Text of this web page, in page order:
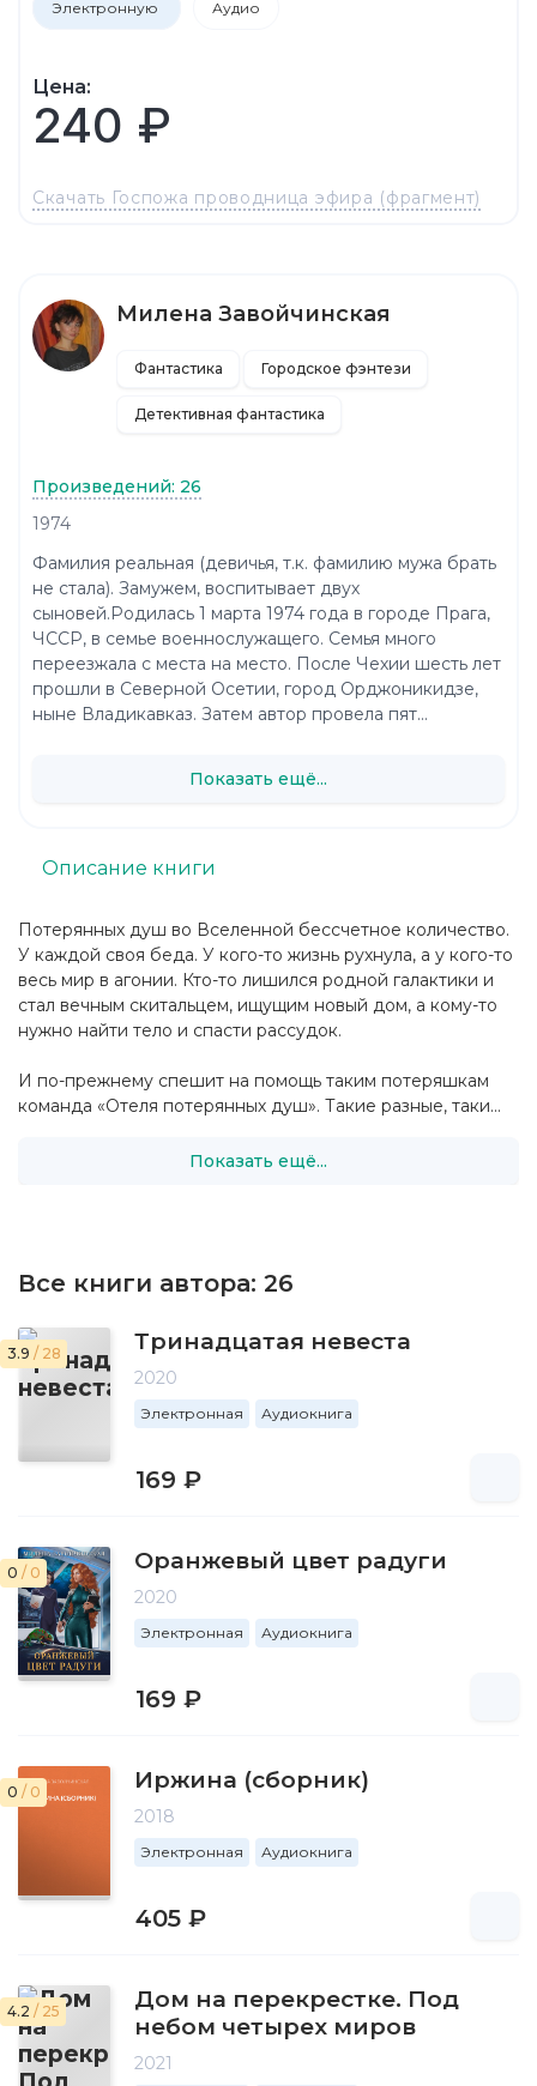
Электронную Аудио
Цена:
240 ₽
Скачать Госпожа проводница эфира (фрагмент)
Потерянных душ во Вселенной бессчетное количество.
У каждой своя беда. У кого-то жизнь рухнула, а у кого-то
весь мир в агонии. Кто-то лишился родной галактики и
стал вечным скитальцем, ищущим новый дом, а кому-то
нужно найти тело и спасти рассудок.
И по-прежнему спешит на помощь таким потеряшкам
команда «Отеля потерянных душ». Такие разные, таки...
Показать ещё...
Описание книги
Все книги автора: 26
3.9 / 28 Тринадцатая невеста
2020
Электронная Аудиокнига
169 ₽
0 / 0 Оранжевый цвет радуги
2020
Электронная Аудиокнига
169 ₽
0 / 0 Иржина (сборник)
2018
Электронная Аудиокнига
405 ₽
4.2 / 25
Дом на перекрестке. Под
небом четырех миров
2021
Милена Завойчинская
Фантастика Городское фэнтези
Детективная фантастика
Произведений: 26
1974
Фамилия реальная (девичья, т.к. фамилию мужа брать
не стала). Замужем, воспитывает двух
сыновей.Родилась 1 марта 1974 года в городе Прага,
ЧССР, в семье военнослужащего. Семья много
переезжала с места на место. После Чехии шесть лет
прошли в Северной Осетии, город Орджоникидзе,
ныне Владикавказ. Затем автор провела пят...
Показать ещё...